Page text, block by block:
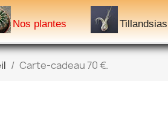
Nos plantes Tillandsias
Carte-cadeau 70 €.